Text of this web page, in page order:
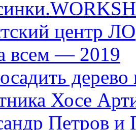
центр ЛО
всем — 2019
дерево
Хосе
Петров и